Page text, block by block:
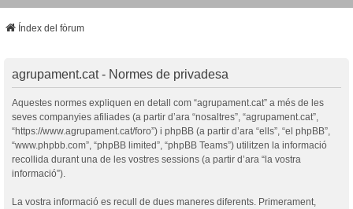
Índex del fòrum
agrupament.cat - Normes de privadesa
Aquestes normes expliquen en detall com “agrupament.cat” a més de les
seves companyies afiliades (a partir d’ara “nosaltres”, “agrupament.cat”,
“https://www.agrupament.cat/foro”) i phpBB (a partir d’ara “ells”, “el phpBB”,
“www.phpbb.com”, “phpBB limited”, “phpBB Teams”) utilitzen la informació
recollida durant una de les vostres sessions (a partir d’ara “la vostra
informació”).
La vostra informació es recull de dues maneres diferents. Primerament,